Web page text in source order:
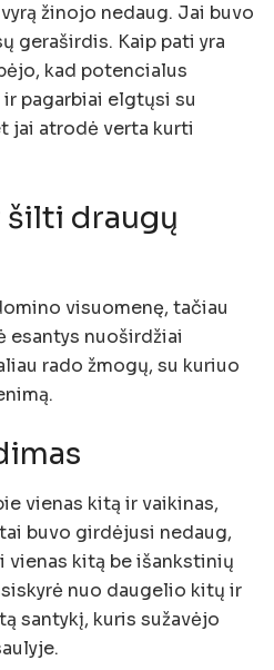
žinojo nedaug. Jai buvo
geraširdis. Kaip pati yra
kad potencialus
pagarbiai elgtųsi su
jai atrodė verta kurti
šilti draugų
visuomenę, tačiau
esantys nuoširdžiai
rado žmogų, su kuriuo
vienas kitą ir vaikinas,
buvo girdėjusi nedaug,
vienas kitą be išankstinių
nuo daugelio kitų ir
santykį, kuris sužavėjo